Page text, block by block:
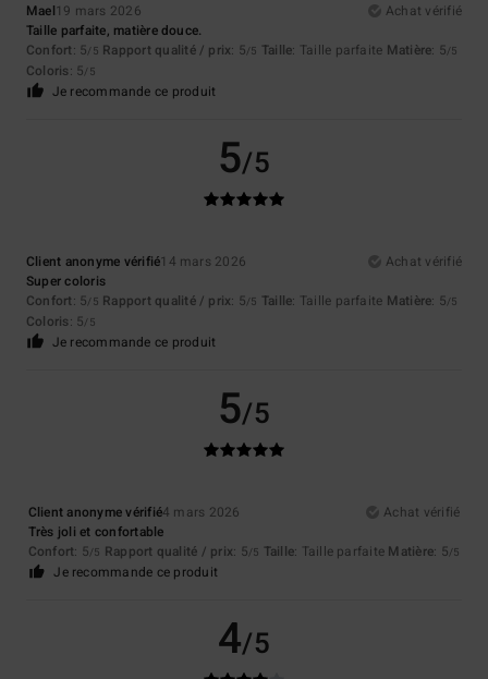
Mael19 mars 2026
Achat vérifié
Taille parfaite, matière douce.
Confort: 5/5 Rapport qualité / prix: 5/5 Taille: Taille parfaite Matière: 5/5
Coloris: 5/5
Je recommande ce produit
5/5
Client anonyme vérifié14 mars 2026
Achat vérifié
Super coloris
Confort: 5/5 Rapport qualité / prix: 5/5 Taille: Taille parfaite Matière: 5/5
Coloris: 5/5
Je recommande ce produit
5/5
Client anonyme vérifié4 mars 2026
Achat vérifié
Très joli et confortable
Confort: 5/5 Rapport qualité / prix: 5/5 Taille: Taille parfaite Matière: 5/5
Je recommande ce produit
4/5